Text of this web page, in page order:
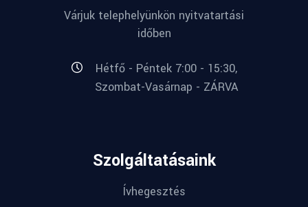
Várjuk telephelyünkön nyitvatartási
időben
Hétfő - Péntek 7:00 - 15:30,
Szombat-Vasárnap - ZÁRVA
Szolgáltatásaink
Ívhegesztés